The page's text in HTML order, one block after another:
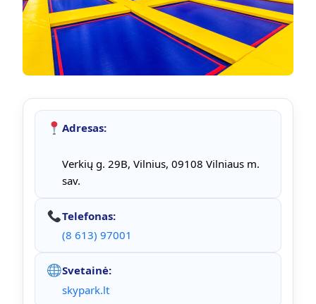
Adresas:
Verkių g. 29B, Vilnius, 09108 Vilniaus m.
sav.
Telefonas:
(8 613) 97001
Svetainė:
skypark.lt